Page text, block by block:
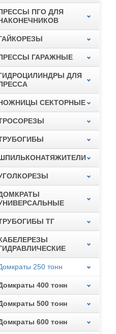
ПГО ДЛЯ
ГАРАЖНЫЕ
ДЛЯ
СЕКТОРНЫЕ
ТГ
250 тонн
400 тонн
500 тонн
600 тонн